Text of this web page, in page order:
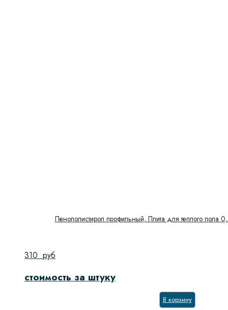
Пенополистирол профильный, Плита для теплого пола
310 руб
стоимость за штуку
В корзину